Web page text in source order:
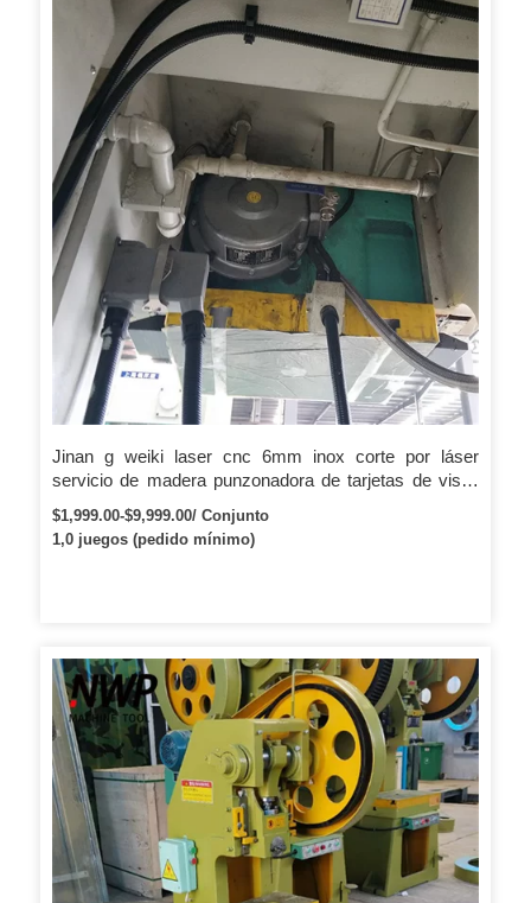
Jinan g weiki laser cnc 6mm inox corte por láser
servicio de madera punzonadora de tarjetas de visita
precio de la máquina grabado con láser
$1,999.00-$9,999.00/ Conjunto
1,0 juegos (pedido mínimo)